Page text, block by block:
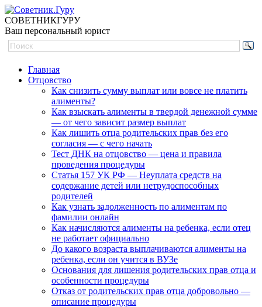
СОВЕТНИКГУРУ
Ваш персональный юрист
Главная
Отцовство
Как снизить сумму выплат или вовсе не платить
алименты?
Как взыскать алименты в твердой денежной сумме
— от чего зависит размер выплат
Как лишить отца родительских прав без его
согласия — с чего начать
Тест ДНК на отцовство — цена и правила
проведения процедуры
Статья 157 УК РФ — Неуплата средств на
содержание детей или нетрудоспособных
родителей
Как узнать задолженность по алиментам по
фамилии онлайн
Как начисляются алименты на ребенка, если отец
не работает официально
До какого возраста выплачиваются алименты на
ребенка, если он учится в ВУЗе
Основания для лишения родительских прав отца и
особенности процедуры
Отказ от родительских прав отца добровольно —
описание процедуры